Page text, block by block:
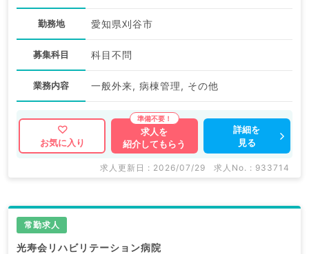
勤務地 愛知県刈谷市
募集科目 科目不問
業務内容 一般外来, 病棟管理, その他
お気に入り
求人を
紹介してもらう
詳細を
見る
求人更新日 : 2026/07/29 求人No. : 933714
常勤求人
光寿会リハビリテーション病院